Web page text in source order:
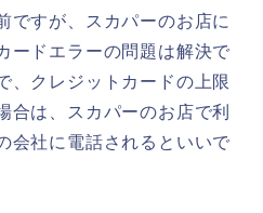
ですが、スカパーのお店に
ードエラーの問題は解決で
、クレジットカードの上限
合は、スカパーのお店で利
会社に電話されるといいで